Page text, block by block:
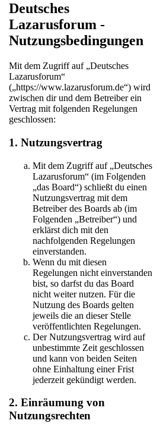
Deutsches
Lazarusforum -
Nutzungsbedingungen
Mit dem Zugriff auf „Deutsches
Lazarusforum“
(„https://www.lazarusforum.de“) wird
zwischen dir und dem Betreiber ein
Vertrag mit folgenden Regelungen
geschlossen:
1. Nutzungsvertrag
Mit dem Zugriff auf „Deutsches
Lazarusforum“ (im Folgenden
„das Board“) schließt du einen
Nutzungsvertrag mit dem
Betreiber des Boards ab (im
Folgenden „Betreiber“) und
erklärst dich mit den
nachfolgenden Regelungen
einverstanden.
Wenn du mit diesen
Regelungen nicht einverstanden
bist, so darfst du das Board
nicht weiter nutzen. Für die
Nutzung des Boards gelten
jeweils die an dieser Stelle
veröffentlichten Regelungen.
Der Nutzungsvertrag wird auf
unbestimmte Zeit geschlossen
und kann von beiden Seiten
ohne Einhaltung einer Frist
jederzeit gekündigt werden.
2. Einräumung von
Nutzungsrechten